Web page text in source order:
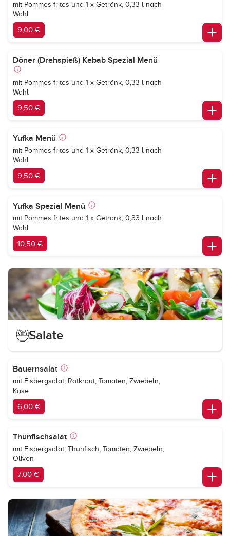
mit Pommes frites und 1 x Getränk, 0,33 l nach
Wahl
9,00 €
Döner (Drehspieß) Kebab Spezial Menü
mit Pommes frites und 1 x Getränk, 0,33 l nach
Wahl
9,50 €
Yufka Menü
mit Pommes frites und 1 x Getränk, 0,33 l nach
Wahl
9,50 €
Yufka Spezial Menü
mit Pommes frites und 1 x Getränk, 0,33 l nach
Wahl
10,50 €
Salate
Bauernsalat
mit Eisbergsalat, Rotkraut, Tomaten, Zwiebeln,
Käse
6,00 €
Thunfischsalat
mit Eisbergsalat, Thunfisch, Tomaten, Zwiebeln,
Oliven
7,00 €